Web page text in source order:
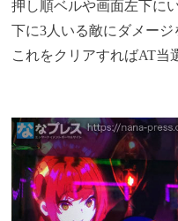
押し順ベルや画面左下に
下に3人いる敵にダメージ
これをクリアすればAT当